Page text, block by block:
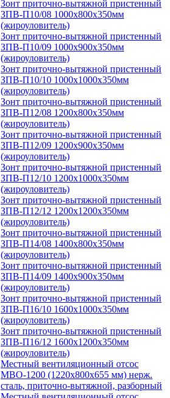
Зонт приточно-вытяжной пристенный
ЗПВ-П10/08 1000х800х350мм
(жироуловитель)
Зонт приточно-вытяжной пристенный
ЗПВ-П10/09 1000х900х350мм
(жироуловитель)
Зонт приточно-вытяжной пристенный
ЗПВ-П10/10 1000х1000х350мм
(жироуловитель)
Зонт приточно-вытяжной пристенный
ЗПВ-П12/08 1200х800х350мм
(жироуловитель)
Зонт приточно-вытяжной пристенный
ЗПВ-П12/09 1200х900х350мм
(жироуловитель)
Зонт приточно-вытяжной пристенный
ЗПВ-П12/10 1200х1000х350мм
(жироуловитель)
Зонт приточно-вытяжной пристенный
ЗПВ-П12/12 1200х1200х350мм
(жироуловитель)
Зонт приточно-вытяжной пристенный
ЗПВ-П14/08 1400х800х350мм
(жироуловитель)
Зонт приточно-вытяжной пристенный
ЗПВ-П14/09 1400х900х350мм
(жироуловитель)
Зонт приточно-вытяжной пристенный
ЗПВ-П16/10 1600х1000х350мм
(жироуловитель)
Зонт приточно-вытяжной пристенный
ЗПВ-П16/12 1600х1200х350мм
(жироуловитель)
Местный вентиляционный отсос
МВО-1200 (1220х800х655 мм) нерж.
сталь, приточно-вытяжной, разборный